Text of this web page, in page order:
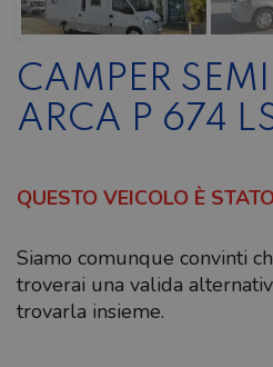
CAMPER
ARCA P 674
QUESTO VEICOLO È
Siamo comunque convinti
troverai una valida
trovarla insieme.